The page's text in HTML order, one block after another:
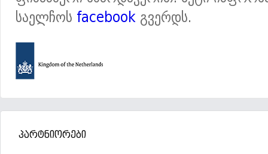
საელჩოს facebook გვერდს.
პარტნიორები